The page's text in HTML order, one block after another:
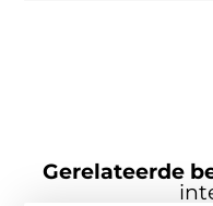
Gerelateerde